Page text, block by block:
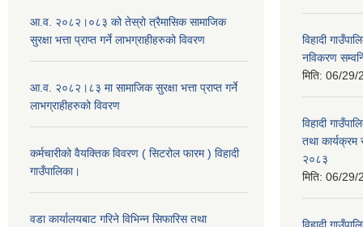
आ.व. २०८२।०८३ को तेस्रो त्रैमासिक सामाजिक
सुरक्षा भत्ता प्राप्त गर्ने लाभग्राहीहरुको विवरण
आ.व. २०८२।८३ मा सामाजिक सुरक्षा भत्ता प्राप्त गर्ने
लाभग्राहीहरुको विवरण
कर्मचारीको वैयक्तिक विवरण ( सिटरोल फारम ) विहादी
गाउँपालिका।
वडा कार्यालयबाट गरिने विभिन्न सिफारिस तथा
विहादी
नविकरण
मिति: 06/29/
विहादी
तथा कार्यक्रम
२०८३
मिति: 06/29/